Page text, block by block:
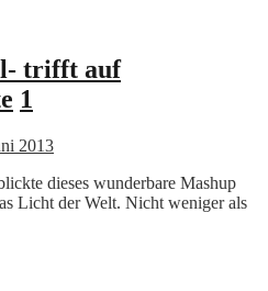
trifft auf
1
2013
dieses wunderbare Mashup
Licht der Welt. Nicht weniger als